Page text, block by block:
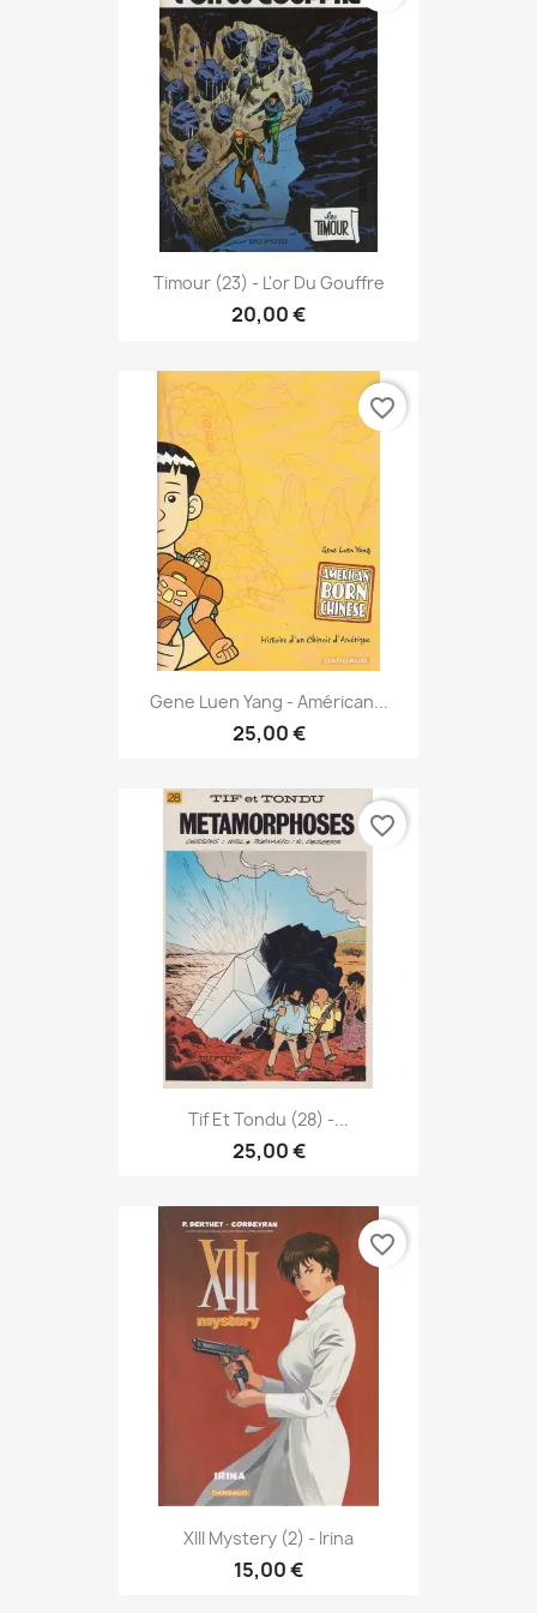
Timour (23) - L'or Du Gouffre
20,00 €
Gene Luen Yang - Américan...
25,00 €
favorite_border
Tif Et Tondu (28) -...
25,00 €
favorite_border
XIII Mystery (2) - Irina
15,00 €
favorite_border